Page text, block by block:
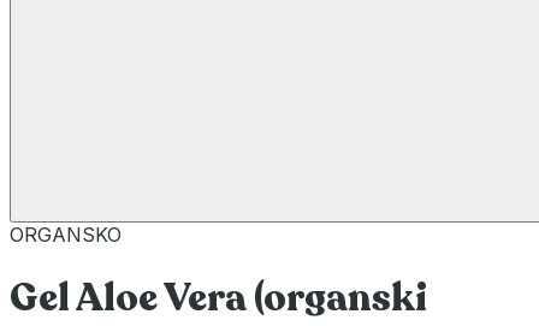
ORGANSKO
Gel Aloe Vera (organski